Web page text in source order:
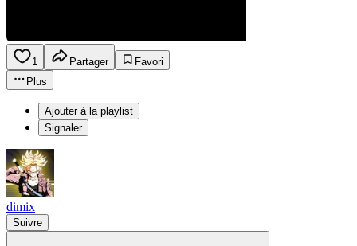
1 Partager
Favori
Plus
Ajouter à la playlist
Signaler
dimix
Suivre